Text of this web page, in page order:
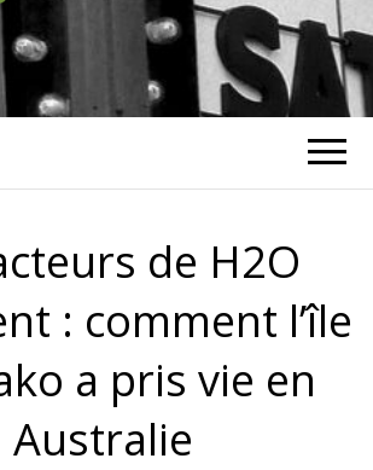
de H2O
: comment l’île
a pris vie en
Australie